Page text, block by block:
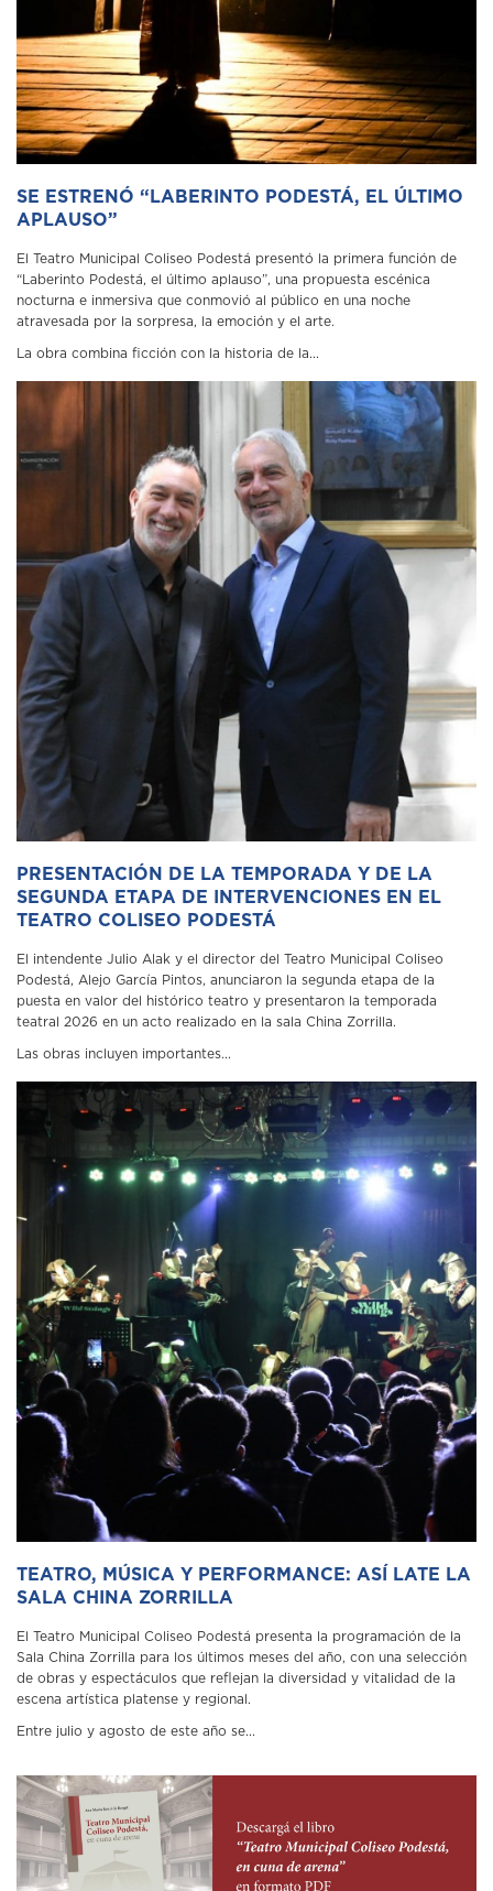
SE ESTRENÓ “LABERINTO PODESTÁ, EL ÚLTIMO
APLAUSO”
El Teatro Municipal Coliseo Podestá presentó la primera función de
“Laberinto Podestá, el último aplauso”, una propuesta escénica
nocturna e inmersiva que conmovió al público en una noche
atravesada por la sorpresa, la emoción y el arte.
La obra combina ficción con la historia de la...
PRESENTACIÓN DE LA TEMPORADA Y DE LA
SEGUNDA ETAPA DE INTERVENCIONES EN EL
TEATRO COLISEO PODESTÁ
El intendente Julio Alak y el director del Teatro Municipal Coliseo
Podestá, Alejo García Pintos, anunciaron la segunda etapa de la
puesta en valor del histórico teatro y presentaron la temporada
teatral 2026 en un acto realizado en la sala China Zorrilla.
Las obras incluyen importantes...
TEATRO, MÚSICA Y PERFORMANCE: ASÍ LATE LA
SALA CHINA ZORRILLA
El Teatro Municipal Coliseo Podestá presenta la programación de la
Sala China Zorrilla para los últimos meses del año, con una selección
de obras y espectáculos que reflejan la diversidad y vitalidad de la
escena artística platense y regional.
Entre julio y agosto de este año se...